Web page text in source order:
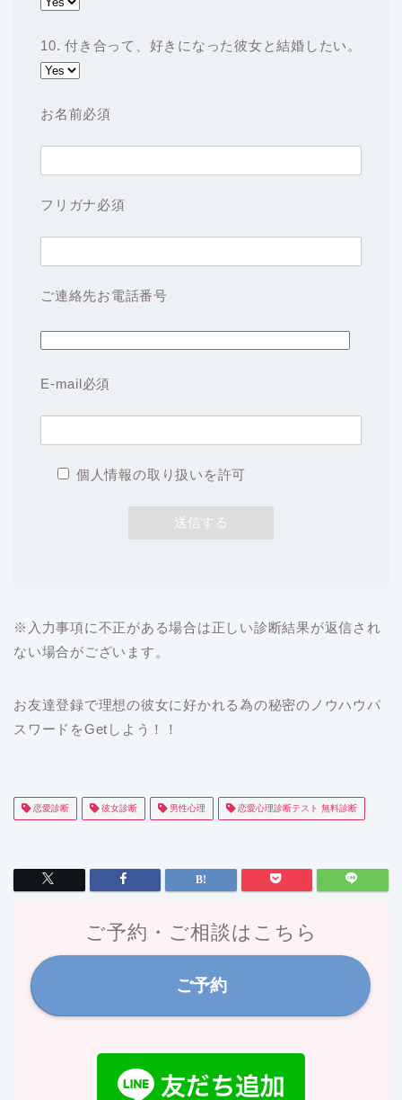
10. 付き合って、好きになった彼女と結婚したい。
お名前必須
フリガナ必須
ご連絡先お電話番号
E-mail必須
個人情報の取り扱いを許可
※入力事項に不正がある場合は正しい診断結果が返信され
ない場合がございます。
お友達登録で理想の彼女に好かれる為の秘密のノウハウパ
スワードをGetしよう！！
恋愛診断 彼女診断 男性心理 恋愛心理診断テスト 無料診断
ご予約・ご相談はこちら
ご予約